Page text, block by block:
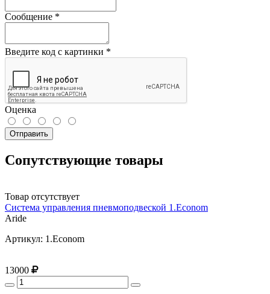
Сообщение *
Введите код с картинки *
Оценка
Отправить
Сопутствующие товары
Товар отсутствует
Система управления пневмоподвеской 1.Econom
Aride
Артикул: 1.Econom
13000